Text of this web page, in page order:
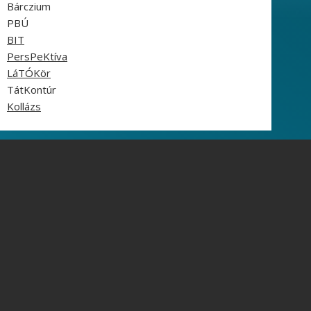
Bárczium
PBÚ
BIT
PersPeKtíva
LáTÓKör
TátKontúr
Kollázs